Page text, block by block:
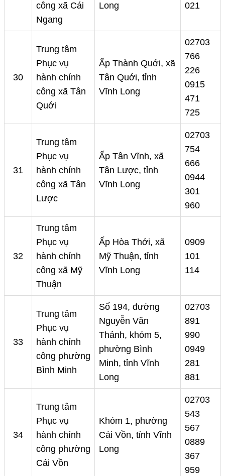
công xã Cái
Ngang
Long
021
30
Trung tâm
Phục vụ
hành chính
công xã Tân
Quới
Ấp Thành Quới, xã
Tân Quới, tỉnh
Vĩnh Long
02703
766
226
0915
471
725
31
Trung tâm
Phục vụ
hành chính
công xã Tân
Lược
Ấp Tân Vĩnh, xã
Tân Lược, tỉnh
Vĩnh Long
02703
754
666
0944
301
960
32
Trung tâm
Phục vụ
hành chính
công xã Mỹ
Thuận
Ấp Hòa Thới, xã
Mỹ Thuận, tỉnh
Vĩnh Long
0909
101
114
33
Trung tâm
Phục vụ
hành chính
công phường
Bình Minh
Số 194, đường
Nguyễn Văn
Thảnh, khóm 5,
phường Bình
Minh, tỉnh Vĩnh
Long
02703
891
990
0949
281
881
34
Trung tâm
Phục vụ
hành chính
công phường
Cái Vồn
Khóm 1, phường
Cái Vồn, tỉnh Vĩnh
Long
02703
543
567
0889
367
959